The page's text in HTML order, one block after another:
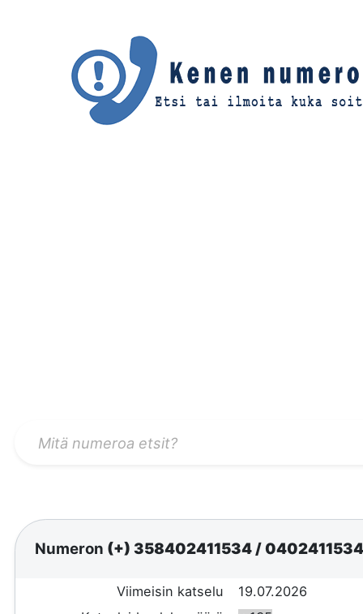
Numeron (+) 358402411534/
Viimeisin katselu
19.07.2026